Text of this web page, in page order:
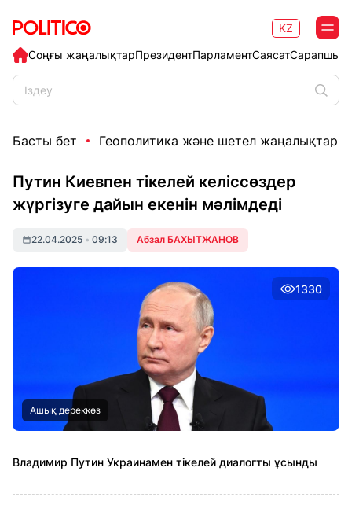
Соңғы жаңалықтарПрезидентПарламентСаясат
KZ
Басты бет Геополитика және шетел жаңалықтары
Путин Киевпен тікелей келіссөздер
жүргізуге дайын екенін мәлімдеді
22.04.2025 • 09:13 Абзал БАХЫТЖАНОВ
1330
Ашық дереккөз
Владимир Путин Украинамен тікелей диалогты ұсынды